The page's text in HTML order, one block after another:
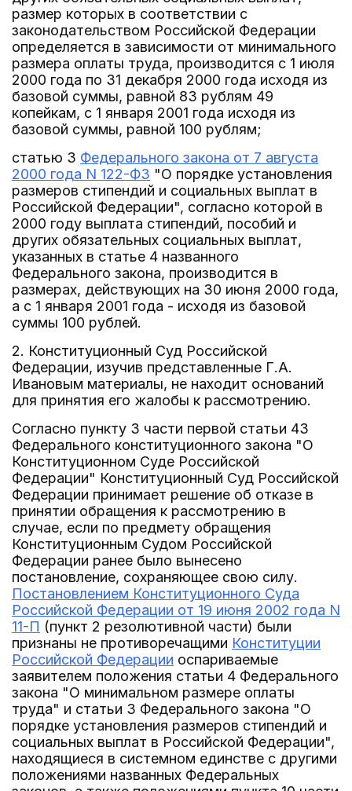
размер которых в соответствии с
законодательством Российской Федерации
определяется в зависимости от минимального
размера оплаты труда, производится с 1 июля
2000 года по 31 декабря 2000 года исходя из
базовой суммы, равной 83 рублям 49
копейкам, с 1 января 2001 года исходя из
базовой суммы, равной 100 рублям;
статью 3 Федерального закона от 7 августа
2000 года N 122-ФЗ "О порядке установления
размеров стипендий и социальных выплат в
Российской Федерации", согласно которой в
2000 году выплата стипендий, пособий и
других обязательных социальных выплат,
указанных в статье 4 названного
Федерального закона, производится в
размерах, действующих на 30 июня 2000 года,
а с 1 января 2001 года - исходя из базовой
суммы 100 рублей.
2. Конституционный Суд Российской
Федерации, изучив представленные Г.А.
Ивановым материалы, не находит оснований
для принятия его жалобы к рассмотрению.
Согласно пункту 3 части первой статьи 43
Федерального конституционного закона "О
Конституционном Суде Российской
Федерации" Конституционный Суд Российской
Федерации принимает решение об отказе в
принятии обращения к рассмотрению в
случае, если по предмету обращения
Конституционным Судом Российской
Федерации ранее было вынесено
постановление, сохраняющее свою силу.
Постановлением Конституционного Суда
Российской Федерации от 19 июня 2002 года N
11-П (пункт 2 резолютивной части) были
признаны не противоречащими Конституции
Российской Федерации оспариваемые
заявителем положения статьи 4 Федерального
закона "О минимальном размере оплаты
труда" и статьи 3 Федерального закона "О
порядке установления размеров стипендий и
социальных выплат в Российской Федерации",
находящиеся в системном единстве с другими
положениями названных Федеральных